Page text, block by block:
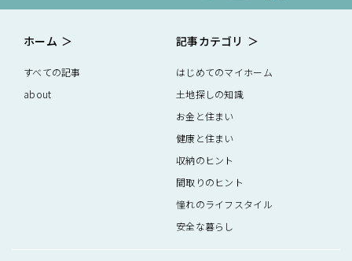
ホーム
すべての記事
about
記事カテゴリ
はじめてのマイホーム
土地探しの知識
お金と住まい
健康と住まい
収納のヒント
間取りのヒント
憧れのライフスタイル
安全な暮らし